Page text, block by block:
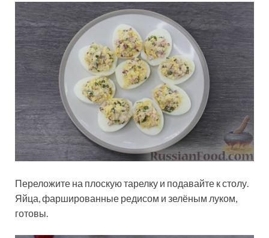
Переложите на плоскую тарелку и подавайте к столу.
Яйца, фаршированные редисом и зелёным луком,
готовы.